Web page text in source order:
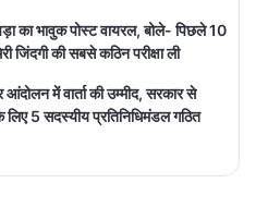
का भावुक पोस्ट वायरल, बोले- पिछले 10
जिंदगी की सबसे कठिन परीक्षा ली
आंदोलन में वार्ता की उम्मीद, सरकार से
लिए 5 सदस्यीय प्रतिनिधिमंडल गठित